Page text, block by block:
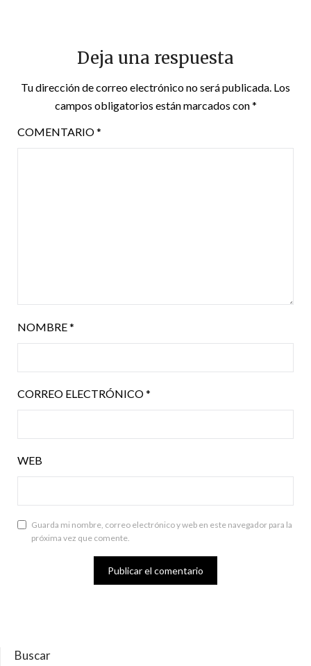
Deja una respuesta
Tu dirección de correo electrónico no será publicada. Los
campos obligatorios están marcados con*
COMENTARIO*
NOMBRE*
CORREO ELECTRÓNICO*
WEB
Guarda mi nombre, correo electrónico y web en este navegador para la
próxima vez que comente.
Buscar